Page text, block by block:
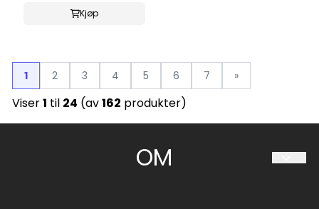
Kjøp
1 2 3 4 5 6 7 »
Viser1 til 24 (av162 produkter)
OM